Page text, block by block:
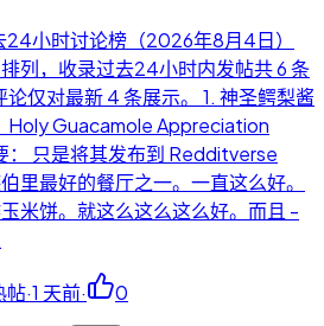
小时讨论榜（2026年8月4日）
列，收录过去24小时内发帖共 6 条
论仅对最新 4 条展示。 1. 神圣鳄梨酱
Holy Guacamole Appreciation
： 只是将其发布到 Redditverse
里最好的餐厅之一。一直这么好。
米饼。就这么这么这么好。而且 -
帖·1 天前· 0